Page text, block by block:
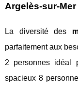
Argelès-sur-Mer
La diversité des
parfaitement aux
2 personnes idéal
spacieux 8